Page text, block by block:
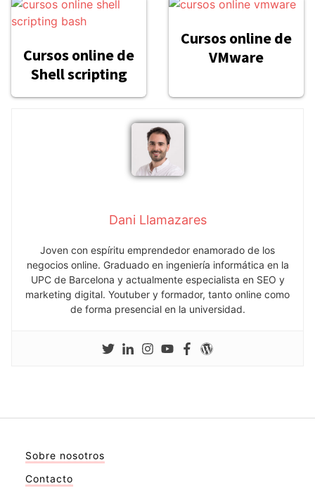
Cursos online de
Shell scripting
Cursos online de
VMware
Dani Llamazares
Joven con espíritu emprendedor enamorado de los
negocios online. Graduado en ingeniería informática en la
UPC de Barcelona y actualmente especialista en SEO y
marketing digital. Youtuber y formador, tanto online como
de forma presencial en la universidad.
Sobre nosotros
Contacto